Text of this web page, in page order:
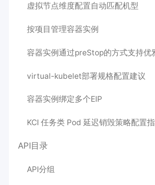
虚拟节点维度配置自动匹配机型
按项目管理容器实例
容器实例通过preStop的方式支持优
virtual-kubelet部署规格配置建议
容器实例绑定多个EIP
KCI 任务类 Pod 延迟销毁策略配置
API目录
API分组